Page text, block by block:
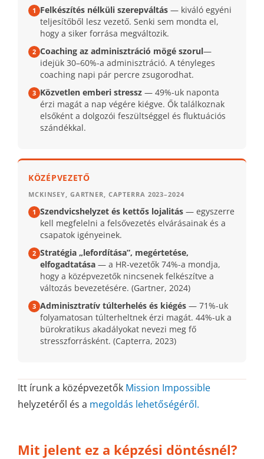
1 Felkészítés nélküli szerepváltás — kiváló egyéni
teljesítőből lesz vezető. Senki sem mondta el,
hogy a siker forrása megváltozik.
2 Coaching az adminisztráció mögé szorul—
idejük 30–60%-a adminisztráció. A tényleges
coaching napi pár percre zsugorodhat.
3 Közvetlen emberi stressz — 49%-uk naponta
érzi magát a nap végére kiégve. Ők találkoznak
elsőként a dolgozói feszültséggel és fluktuációs
szándékkal.
KÖZÉPVEZETŐ
MCKINSEY, GARTNER, CAPTERRA 2023–2024
1 Szendvicshelyzet és kettős lojalitás — egyszerre
kell megfelelni a felsővezetés elvárásainak és a
csapatok igényeinek.
2 Stratégia „lefordítása”, megértetése,
elfogadtatása — a HR-vezetők 74%-a mondja,
hogy a középvezetők nincsenek felkészítve a
változás bevezetésére. (Gartner, 2024)
3 Adminisztratív túlterhelés és kiégés — 71%-uk
folyamatosan túlterheltnek érzi magát. 44%-uk a
bürokratikus akadályokat nevezi meg fő
stresszforrásként. (Capterra, 2023)
Itt írunk a középvezetők Mission Impossible
helyzetéről és a megoldás lehetőségéről.
Mit jelent ez a képzési döntésnél?